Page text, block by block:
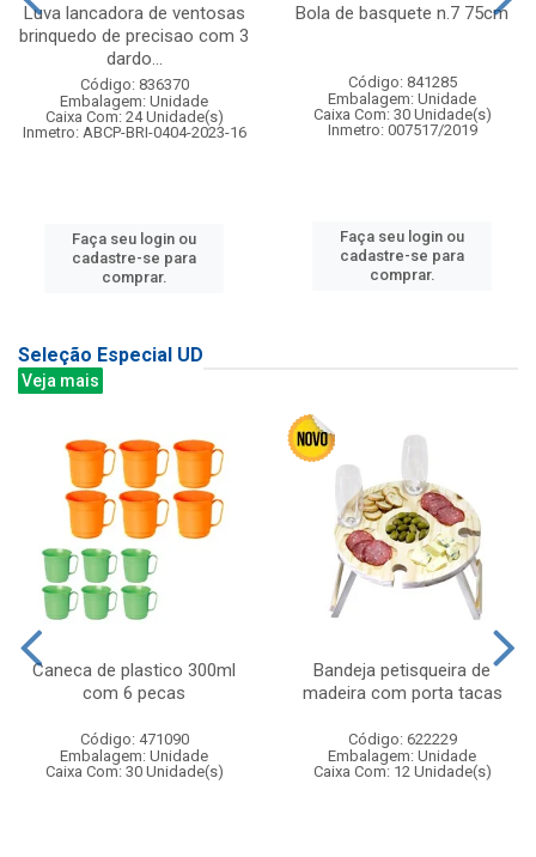
Luva lancadora de ventosas
brinquedo de precisao com 3
dardo...
Código: 836370
Embalagem: Unidade
Caixa Com: 24 Unidade(s)
Inmetro: ABCP-BRI-0404-2023-16
Faça seu login ou
cadastre-se para
comprar.
Bola de basquete n.7 75cm
Código: 841285
Embalagem: Unidade
Caixa Com: 30 Unidade(s)
Inmetro: 007517/2019
Faça seu login ou
cadastre-se para
comprar.
Seleção Especial UD
Veja mais
Caneca de plastico 300ml
com 6 pecas
Código: 471090
Embalagem: Unidade
Caixa Com: 30 Unidade(s)
Bandeja petisqueira de
madeira com porta tacas
Código: 622229
Embalagem: Unidade
Caixa Com: 12 Unidade(s)